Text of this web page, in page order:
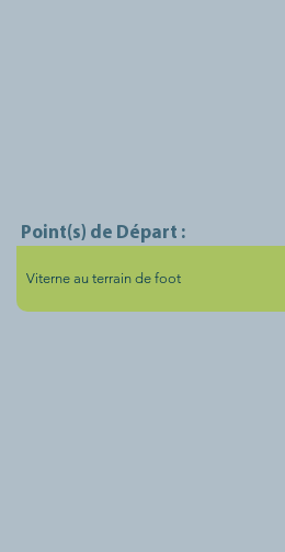
Point(s) de Départ :
Viterne au terrain de foot